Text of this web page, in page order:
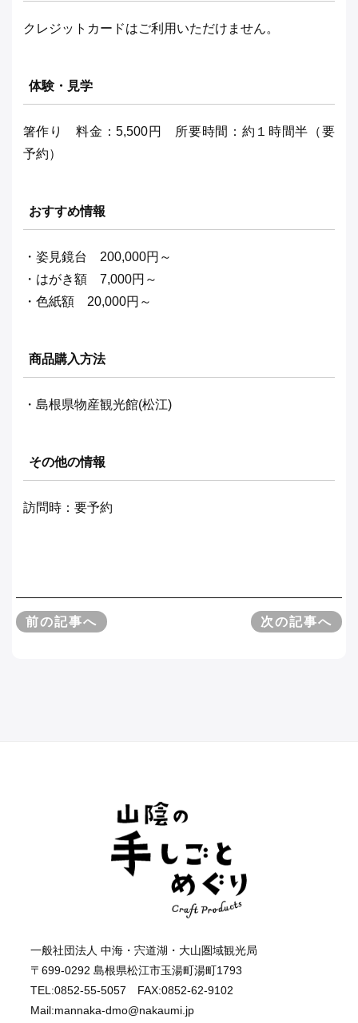
クレジットカードはご利用いただけません。
体験・見学
箸作り 料金：5,500円 所要時間：約１時間半（要
予約）
おすすめ情報
・姿見鏡台 200,000円～
・はがき額 7,000円～
・色紙額 20,000円～
商品購入方法
・島根県物産観光館(松江)
その他の情報
訪問時：要予約
前の記事へ 次の記事へ
一般社団法人 中海・宍道湖・大山圏域観光局
〒699-0292 島根県松江市玉湯町湯町1793
TEL:0852-55-5057 FAX:0852-62-9102
Mail:mannaka-dmo@nakaumi.jp